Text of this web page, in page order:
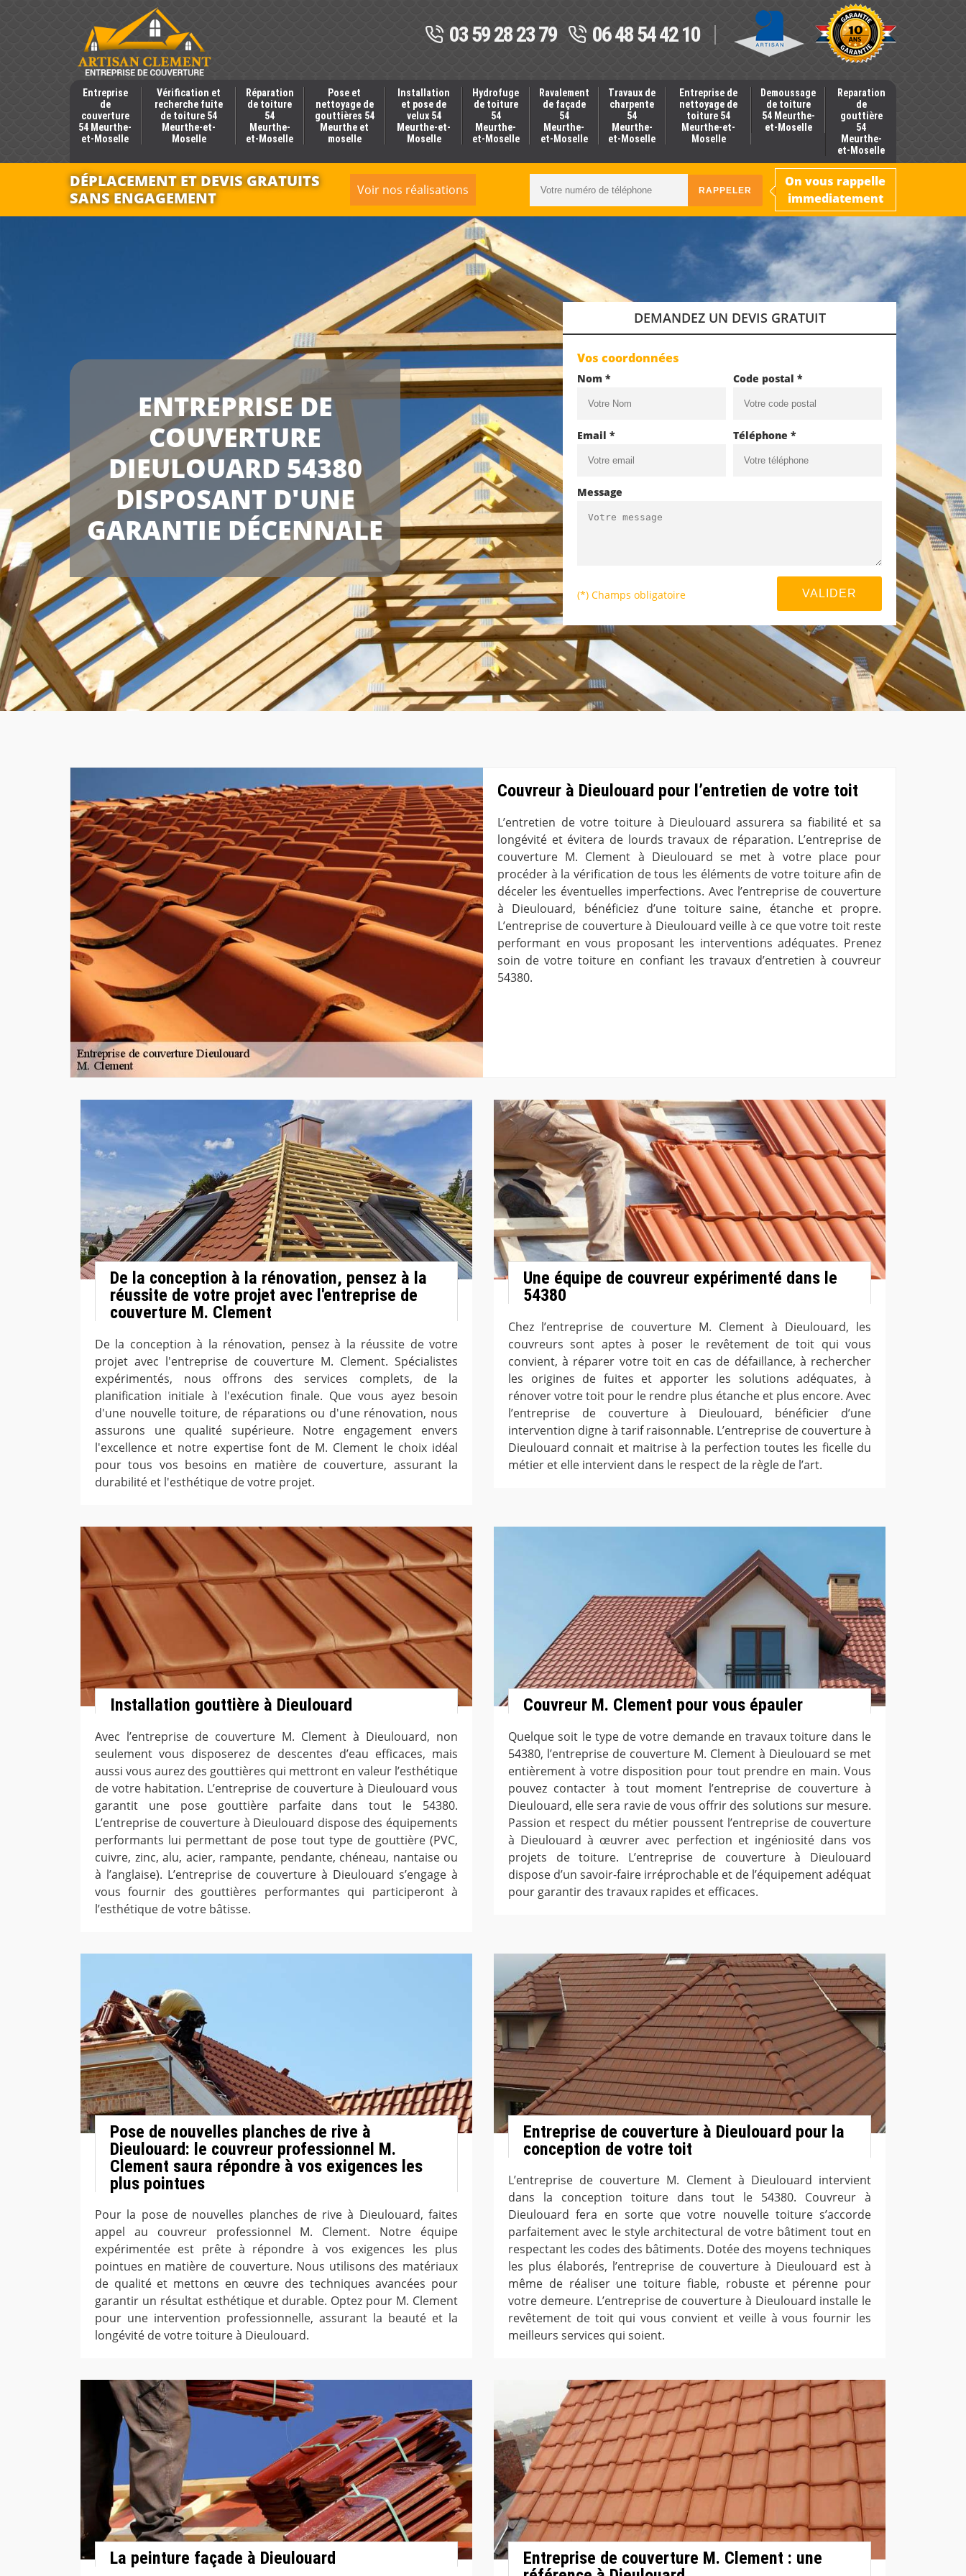
03 59 28 23 79 06 48 54 42 10
Entreprise
de
couverture
54 Meurthe-
et-Moselle
Vérification et
recherche fuite
de toiture 54
Meurthe-et-
Moselle
Réparation
de toiture
54
Meurthe-
et-Moselle
Pose et
nettoyage de
gouttières 54
Meurthe et
moselle
Installation
et pose de
velux 54
Meurthe-et-
Moselle
Hydrofuge
de toiture
54
Meurthe-
et-Moselle
Ravalement
de façade
54
Meurthe-
et-Moselle
Travaux de
charpente
54
Meurthe-
et-Moselle
Entreprise de
nettoyage de
toiture 54
Meurthe-et-
Moselle
Demoussage
de toiture
54 Meurthe-
et-Moselle
Reparation
de
gouttière
54
Meurthe-
et-Moselle
DÉPLACEMENT ET DEVIS GRATUITS
SANS ENGAGEMENT
Voir nos réalisations
On vous rappelle
immediatement
ENTREPRISE DE
COUVERTURE
DIEULOUARD 54380
DISPOSANT D'UNE
GARANTIE DÉCENNALE
DEMANDEZ UN DEVIS GRATUIT
Vos coordonnées
Nom * Code postal *
Email * Téléphone *
Message
(*) Champs obligatoire
Couvreur à Dieulouard pour l’entretien de votre toit
L’entretien de votre toiture à Dieulouard assurera sa fiabilité et sa
longévité et évitera de lourds travaux de réparation. L’entreprise de
couverture M. Clement à Dieulouard se met à votre place pour
procéder à la vérification de tous les éléments de votre toiture afin de
déceler les éventuelles imperfections. Avec l’entreprise de couverture
à Dieulouard, bénéficiez d’une toiture saine, étanche et propre.
L’entreprise de couverture à Dieulouard veille à ce que votre toit reste
performant en vous proposant les interventions adéquates. Prenez
soin de votre toiture en confiant les travaux d’entretien à couvreur
54380.
De la conception à la rénovation, pensez à la
réussite de votre projet avec l'entreprise de
couverture M. Clement
De la conception à la rénovation, pensez à la réussite de votre
projet avec l'entreprise de couverture M. Clement. Spécialistes
expérimentés, nous offrons des services complets, de la
planification initiale à l'exécution finale. Que vous ayez besoin
d'une nouvelle toiture, de réparations ou d'une rénovation, nous
assurons une qualité supérieure. Notre engagement envers
l'excellence et notre expertise font de M. Clement le choix idéal
pour tous vos besoins en matière de couverture, assurant la
durabilité et l'esthétique de votre projet.
Une équipe de couvreur expérimenté dans le
54380
Chez l’entreprise de couverture M. Clement à Dieulouard, les
couvreurs sont aptes à poser le revêtement de toit qui vous
convient, à réparer votre toit en cas de défaillance, à rechercher
les origines de fuites et apporter les solutions adéquates, à
rénover votre toit pour le rendre plus étanche et plus encore. Avec
l’entreprise de couverture à Dieulouard, bénéficier d’une
intervention digne à tarif raisonnable. L’entreprise de couverture à
Dieulouard connait et maitrise à la perfection toutes les ficelle du
métier et elle intervient dans le respect de la règle de l’art.
Installation gouttière à Dieulouard
Avec l’entreprise de couverture M. Clement à Dieulouard, non
seulement vous disposerez de descentes d’eau efficaces, mais
aussi vous aurez des gouttières qui mettront en valeur l’esthétique
de votre habitation. L’entreprise de couverture à Dieulouard vous
garantit une pose gouttière parfaite dans tout le 54380.
L’entreprise de couverture à Dieulouard dispose des équipements
performants lui permettant de pose tout type de gouttière (PVC,
cuivre, zinc, alu, acier, rampante, pendante, chéneau, nantaise ou
à l’anglaise). L’entreprise de couverture à Dieulouard s’engage à
vous fournir des gouttières performantes qui participeront à
l’esthétique de votre bâtisse.
Couvreur M. Clement pour vous épauler
Quelque soit le type de votre demande en travaux toiture dans le
54380, l’entreprise de couverture M. Clement à Dieulouard se met
entièrement à votre disposition pour tout prendre en main. Vous
pouvez contacter à tout moment l’entreprise de couverture à
Dieulouard, elle sera ravie de vous offrir des solutions sur mesure.
Passion et respect du métier poussent l’entreprise de couverture
à Dieulouard à œuvrer avec perfection et ingéniosité dans vos
projets de toiture. L’entreprise de couverture à Dieulouard
dispose d’un savoir-faire irréprochable et de l’équipement adéquat
pour garantir des travaux rapides et efficaces.
Pose de nouvelles planches de rive à
Dieulouard: le couvreur professionnel M.
Clement saura répondre à vos exigences les
plus pointues
Pour la pose de nouvelles planches de rive à Dieulouard, faites
appel au couvreur professionnel M. Clement. Notre équipe
expérimentée est prête à répondre à vos exigences les plus
pointues en matière de couverture. Nous utilisons des matériaux
de qualité et mettons en œuvre des techniques avancées pour
garantir un résultat esthétique et durable. Optez pour M. Clement
pour une intervention professionnelle, assurant la beauté et la
longévité de votre toiture à Dieulouard.
Entreprise de couverture à Dieulouard pour la
conception de votre toit
L’entreprise de couverture M. Clement à Dieulouard intervient
dans la conception toiture dans tout le 54380. Couvreur à
Dieulouard fera en sorte que votre nouvelle toiture s’accorde
parfaitement avec le style architectural de votre bâtiment tout en
respectant les codes des bâtiments. Dotée des moyens techniques
les plus élaborés, l’entreprise de couverture à Dieulouard est à
même de réaliser une toiture fiable, robuste et pérenne pour
votre demeure. L’entreprise de couverture à Dieulouard installe le
revêtement de toit qui vous convient et veille à vous fournir les
meilleurs services qui soient.
La peinture façade à Dieulouard
Entreprise de couverture M. Clement : une